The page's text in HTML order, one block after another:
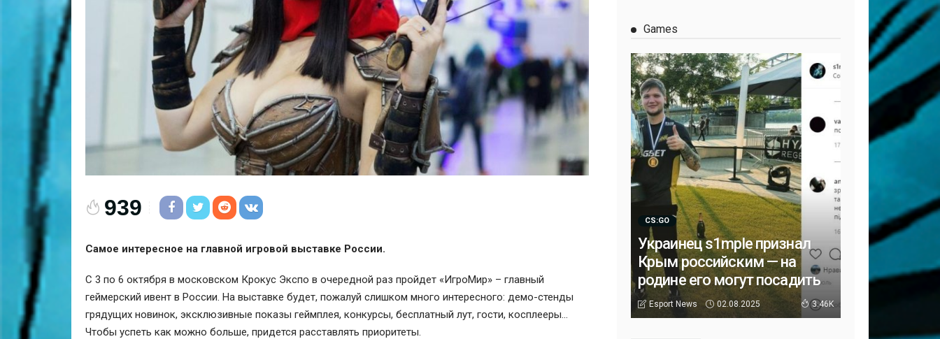
939
Самое интересное на главной игровой выставке России.
С 3 по 6 октября в московском Крокус Экспо в очередной раз пройдет «ИгроМир» – главный
геймерский ивент в России. На выставке будет, пожалуй слишком много интересного: демо-стенды
грядущих новинок, эксклюзивные показы геймплея, конкурсы, бесплатный лут, гости, косплееры…
Чтобы успеть как можно больше, придется расставлять приоритеты.
Games
CS:GO
Украинец s1mple признал
Крым российским — на
родине его могут посадить
Esport News 02.08.2025 3.46K